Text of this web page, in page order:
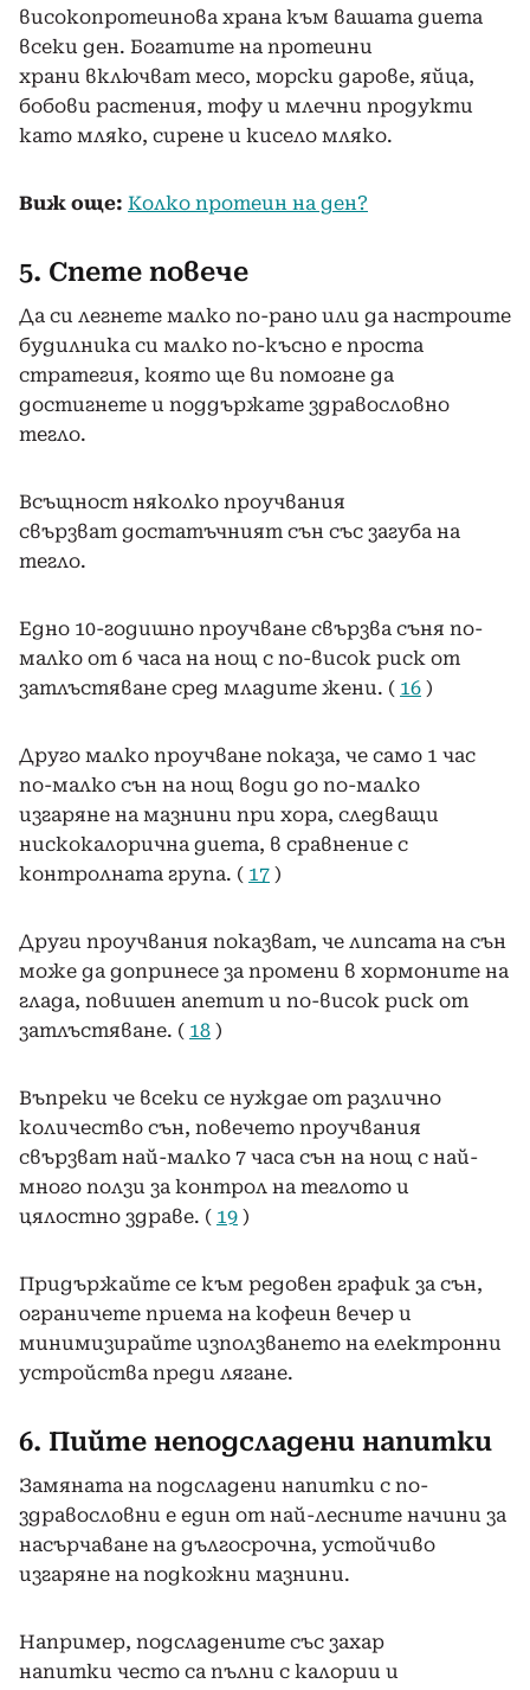
високопротеинова храна към вашата диета
всеки ден. Богатите на протеини
храни включват месо, морски дарове, яйца,
бобови растения, тофу и млечни продукти
като мляко, сирене и кисело мляко.
Виж още: Колко протеин на ден?
5. Спете повече
Да си легнете малко по-рано или да настроите
будилника си малко по-късно е проста
стратегия, която ще ви помогне да
достигнете и поддържате здравословно
тегло.
Всъщност няколко проучвания
свързват достатъчният сън със загуба на
тегло.
Едно 10-годишно проучване свързва съня по-
малко от 6 часа на нощ с по-висок риск от
затлъстяване сред младите жени. ( 16 )
Друго малко проучване показа, че само 1 час
по-малко сън на нощ води до по-малко
изгаряне на мазнини при хора, следващи
нискокалорична диета, в сравнение с
контролната група. ( 17 )
Други проучвания показват, че липсата на сън
може да допринесе за промени в хормоните на
глада, повишен апетит и по-висок риск от
затлъстяване. ( 18 )
Въпреки че всеки се нуждае от различно
количество сън, повечето проучвания
свързват най-малко 7 часа сън на нощ с най-
много ползи за контрол на теглото и
цялостно здраве. ( 19 )
Придържайте се към редовен график за сън,
ограничете приема на кофеин вечер и
минимизирайте използването на електронни
устройства преди лягане.
6. Пийте неподсладени напитки
Замяната на подсладени напитки с по-
здравословни е един от най-лесните начини за
насърчаване на дългосрочна, устойчиво
изгаряне на подкожни мазнини.
Например, подсладените със захар
напитки често са пълни с калории и